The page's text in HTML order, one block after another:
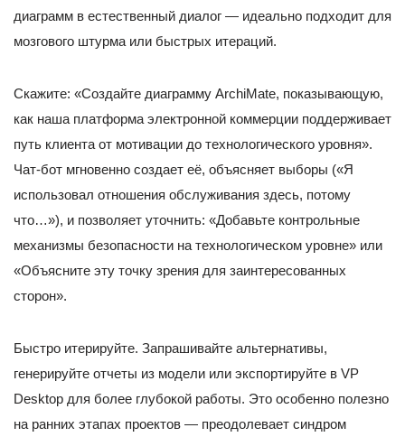
диаграмм в естественный диалог — идеально подходит для
мозгового штурма или быстрых итераций.
Скажите: «Создайте диаграмму ArchiMate, показывающую,
как наша платформа электронной коммерции поддерживает
путь клиента от мотивации до технологического уровня».
Чат-бот мгновенно создает её, объясняет выборы («Я
использовал отношения обслуживания здесь, потому
что…»), и позволяет уточнить: «Добавьте контрольные
механизмы безопасности на технологическом уровне» или
«Объясните эту точку зрения для заинтересованных
сторон».
Быстро итерируйте. Запрашивайте альтернативы,
генерируйте отчеты из модели или экспортируйте в VP
Desktop для более глубокой работы. Это особенно полезно
на ранних этапах проектов — преодолевает синдром